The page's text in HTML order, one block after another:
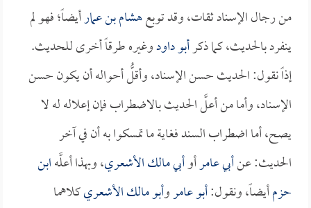
من رجال الإسناد ثقات، وقد توبعهشام بن عمارأيضاً؛ فهو لم
ينفرد بالحديث، كما ذكرأبو داودوغيره طرقاً أخرى للحديث.
إذاً نقول: الحديث حسن الإسناد، وأقلُّ أحواله أن يكون حسن
الإسناد، وأما من أعلَّ الحديث بالاضطراب فإن إعلاله له لا
يصح، أما اضطراب السند فغاية ما تمسكوا به أن في آخر
الحديث: عنأبي عامرأوأبي مالك الأشعري، وبهذا أعلَّهابن
حزمأيضاً، ونقول:أبو عامروأبو مالك الأشعريكلاهما